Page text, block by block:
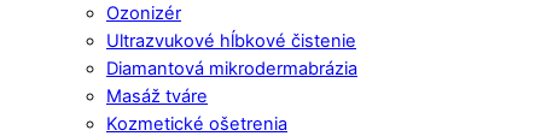
Ozonizér
Ultrazvukové hĺbkové čistenie
Diamantová mikrodermabrázia
Masáž tváre
Kozmetické ošetrenia